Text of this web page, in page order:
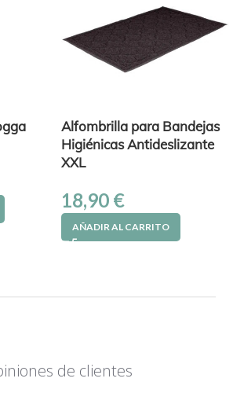
Alfombrilla para Bandejas
Higiénicas Antideslizante
XXL
18,90 €
AÑADIR AL CARRITO
de clientes